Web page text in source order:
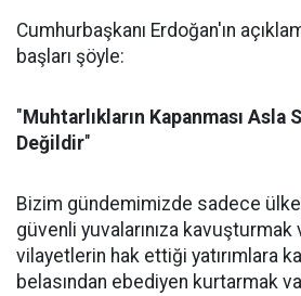
Cumhurbaşkanı Erdoğan'ın
başları şöyle:
" Muhtarlıkların Kapanması Asla
Değildir"
Bizim gündemimizde sadece
güvenli yuvalarınıza
vilayetlerin hak ettiği yatırımlara
belasından ebediyen kurtarmak